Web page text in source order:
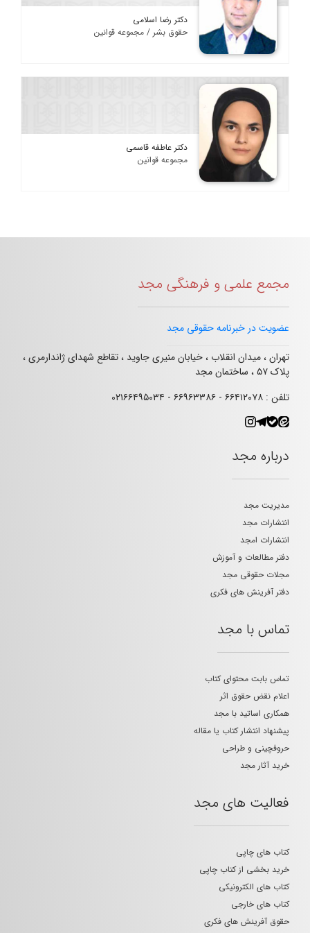
دکتر رضا اسلامی
حقوق بشر / مجموعه قوانین
دکتر عاطفه قاسمی
مجموعه قوانین
مجمع علمی و فرهنگی مجد
عضویت در خبرنامه حقوقی مجد
تهران ، میدان انقلاب ، خیابان منیری جاوید ، تقاطع شهدای ژاندارمری ،
پلاک ۵۷ ، ساختمان مجد
تلفن : ۶۶۴۱۲۰۷۸ - ۶۶۹۶۳۳۸۶ - ۰۲۱۶۶۴۹۵۰۳۴
درباره مجد
مدیریت مجد
انتشارات مجد
انتشارات امجد
دفتر مطالعات و آموزش
مجلات حقوقی مجد
دفتر آفرینش های فکری
تماس با مجد
تماس بابت محتوای کتاب
اعلام نقض حقوق اثر
همکاری اساتید با مجد
پیشنهاد انتشار کتاب یا مقاله
حروفچینی و طراحی
خرید آثار مجد
فعالیت های مجد
کتاب های چاپی
خرید بخشی از کتاب چاپی
کتاب های الکترونیکی
کتاب های خارجی
حقوق آفرینش های فکری